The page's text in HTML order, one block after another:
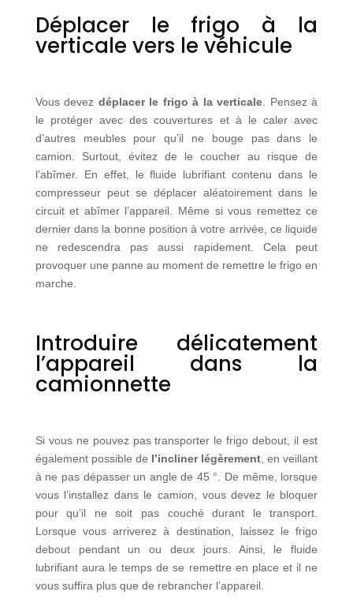
Déplacer le frigo à la
verticale vers le véhicule
Vous devez déplacer le frigo à la verticale . Pensez à
le protéger avec des couvertures et à le caler avec
d’autres meubles pour qu’il ne bouge pas dans le
camion. Surtout, évitez de le coucher au risque de
l’abîmer. En effet, le fluide lubrifiant contenu dans le
compresseur peut se déplacer aléatoirement dans le
circuit et abîmer l’appareil. Même si vous remettez ce
dernier dans la bonne position à votre arrivée, ce liquide
ne redescendra pas aussi rapidement. Cela peut
provoquer une panne au moment de remettre le frigo en
marche.
Introduire délicatement
l’appareil dans la
camionnette
Si vous ne pouvez pas transporter le frigo debout, il est
également possible de l’incliner légèrement , en veillant
à ne pas dépasser un angle de 45 °. De même, lorsque
vous l’installez dans le camion, vous devez le bloquer
pour qu’il ne soit pas couché durant le transport.
Lorsque vous arriverez à destination, laissez le frigo
debout pendant un ou deux jours. Ainsi, le fluide
lubrifiant aura le temps de se remettre en place et il ne
vous suffira plus que de rebrancher l’appareil.